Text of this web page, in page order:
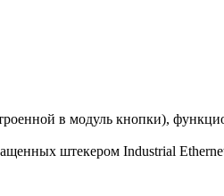
в модуль кнопки),
штекером Industrial